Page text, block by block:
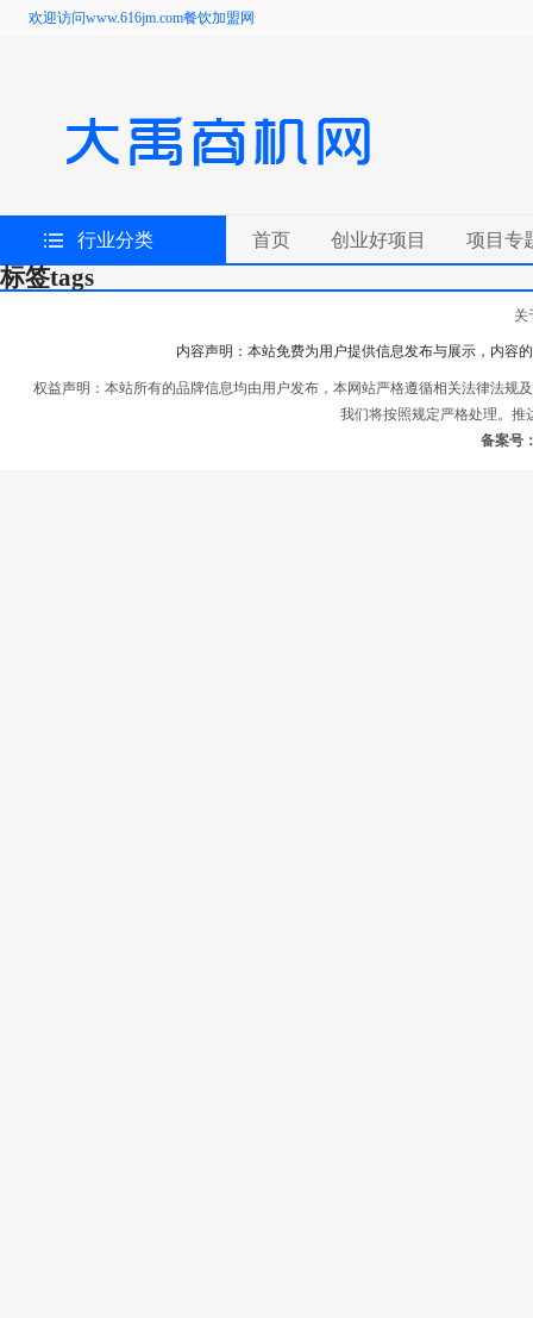
欢迎访问www.616jm.com餐饮加盟网
行业分类 首页 创业好项目 项目专
标签tags
关
内容声明：本站免费为用户提供信息发布与展示，内容
权益声明：本站所有的品牌信息均由用户发布，本网站严格遵循相关法律法规
我们将按照规定严格处理。推
备案号